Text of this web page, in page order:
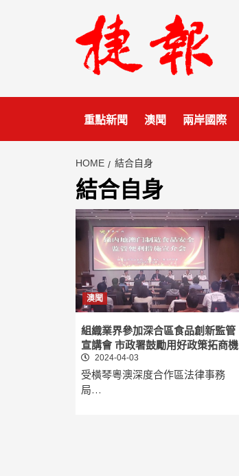
重點新聞 澳聞 兩岸國際
HOME 結合自身
結合自身
澳聞
組織業界參加深合區食品創新監管
宣講會 市政署鼓勵用好政策拓商機
2024-04-03
受橫琴粵澳深度合作區法律事務
局…